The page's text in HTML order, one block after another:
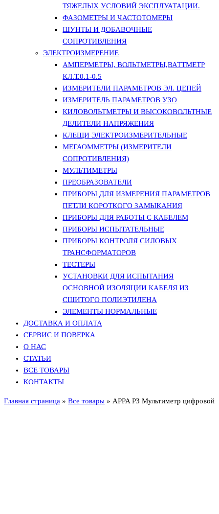
ТЯЖЕЛЫХ УСЛОВИЙ ЭКСПЛУАТАЦИИ.
ФАЗОМЕТРЫ И ЧАСТОТОМЕРЫ
ШУНТЫ И ДОБАВОЧНЫЕ
СОПРОТИВЛЕНИЯ
ЭЛЕКТРОИЗМЕРЕНИЕ
АМПЕРМЕТРЫ, ВОЛЬТМЕТРЫ,ВАТТМЕТР
КЛ.Т.0.1-0.5
ИЗМЕРИТЕЛИ ПАРАМЕТРОВ ЭЛ. ЦЕПЕЙ
ИЗМЕРИТЕЛЬ ПАРАМЕТРОВ УЗО
КИЛОВОЛЬТМЕТРЫ И ВЫСОКОВОЛЬТНЫЕ
ДЕЛИТЕЛИ НАПРЯЖЕНИЯ
КЛЕЩИ ЭЛЕКТРОИЗМЕРИТЕЛЬНЫЕ
МЕГАОММЕТРЫ (ИЗМЕРИТЕЛИ
СОПРОТИВЛЕНИЯ)
МУЛЬТИМЕТРЫ
ПРЕОБРАЗОВАТЕЛИ
ПРИБОРЫ ДЛЯ ИЗМЕРЕНИЯ ПАРАМЕТРОВ
ПЕТЛИ КОРОТКОГО ЗАМЫКАНИЯ
ПРИБОРЫ ДЛЯ РАБОТЫ С КАБЕЛЕМ
ПРИБОРЫ ИСПЫТАТЕЛЬНЫЕ
ПРИБОРЫ КОНТРОЛЯ СИЛОВЫХ
ТРАНСФОРМАТОРОВ
ТЕСТЕРЫ
УСТАНОВКИ ДЛЯ ИСПЫТАНИЯ
ОСНОВНОЙ ИЗОЛЯЦИИ КАБЕЛЯ ИЗ
СШИТОГО ПОЛИЭТИЛЕНА
ЭЛЕМЕНТЫ НОРМАЛЬНЫЕ
ДОСТАВКА И ОПЛАТА
СЕРВИС И ПОВЕРКА
О НАС
СТАТЬИ
ВСЕ ТОВАРЫ
КОНТАКТЫ
Главная страница » Все товары » APPA P3 Мультиметр цифровой